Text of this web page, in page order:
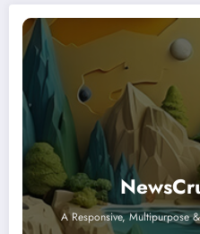
A Responsive, Multipurpose